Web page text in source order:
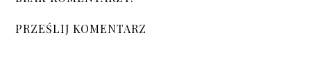
PRZEŚLIJ KOMENTARZ